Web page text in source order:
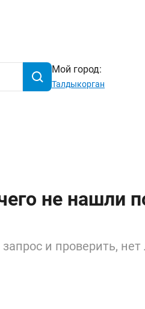
Мой город:
Талдыкорган
не нашли
и проверить, нет